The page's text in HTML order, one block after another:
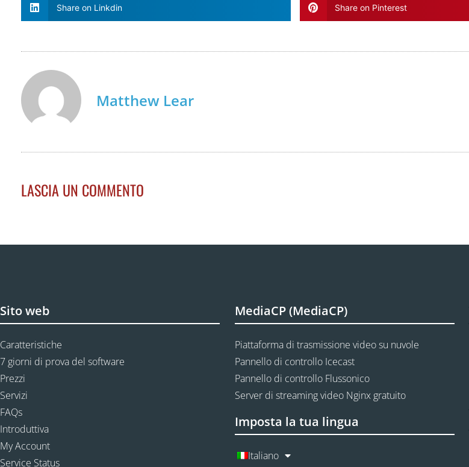
Share on Linkdin Share on Pinterest
Matthew Lear
LASCIA UN COMMENTO
Sito web
Caratteristiche
7 giorni di prova del software
Prezzi
Servizi
FAQs
Introduttiva
My Account
Service Status
MediaCP (MediaCP)
Piattaforma di trasmissione video su nuvole
Pannello di controllo Icecast
Pannello di controllo Flussonico
Server di streaming video Nginx gratuito
Imposta la tua lingua
Italiano